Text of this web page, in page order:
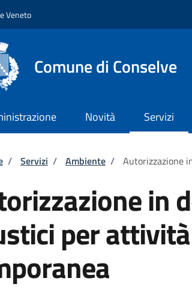
Veneto
Comune di Conselve
Novità Servizi
di pane
/ Servizi / Ambiente / Autorizzazione
in
per